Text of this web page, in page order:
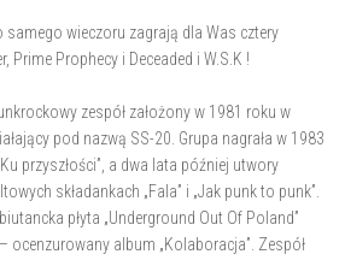
samego wieczoru zagrają dla Was cztery
Prime Prophecy i Deceaded i W.S.K !
zespół założony w 1981 roku w
pod nazwą SS-20. Grupa nagrała w 1983
przyszłości”, a dwa lata później utwory
składankach „Fala” i „Jak punk to punk”.
płyta „Underground Out Of Poland”
ocenzurowany album „Kolaboracja”. Zespół